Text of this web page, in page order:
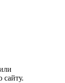
сайту.